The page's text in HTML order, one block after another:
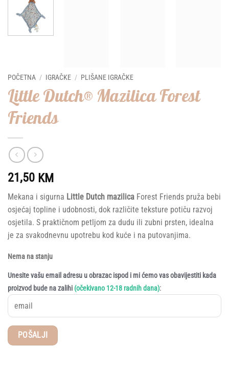
POČETNA / IGRAČKE / PLIŠANE IGRAČKE
Little Dutch® Mazilica Forest
Friends
21,50 KM
Mekana i sigurna Little Dutch mazilica Forest Friends pruža bebi
osjećaj topline i udobnosti, dok različite teksture potiču razvoj
osjetila. S praktičnom petljom za dudu ili zubni prsten, idealna
je za svakodnevnu upotrebu kod kuće i na putovanjima.
Nema na stanju
Unesite vašu email adresu u obrazac ispod i mi ćemo vas obavijestiti kada
proizvod bude na zalihi (očekivano 12-18 radnih dana):